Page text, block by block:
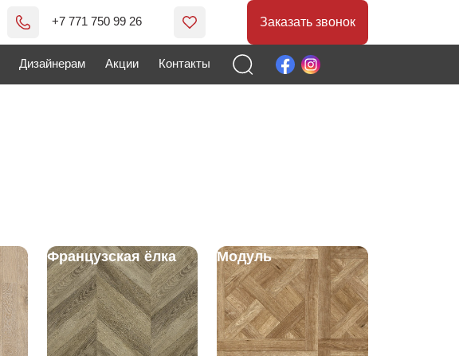
+7 771 750 99 26 Заказать звонок
Дизайнерам Акции Контакты
Французская ёлка Модуль